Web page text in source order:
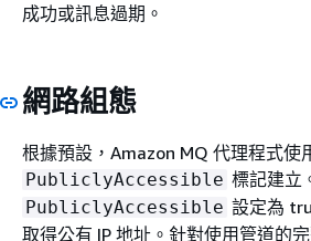
成功或訊息過期。
網路組態
根據預設，Amazon MQ 代理程式使
PubliclyAccessible 標記建立
PubliclyAccessible 設定為
取得公有 IP 地址。針對使用管道的